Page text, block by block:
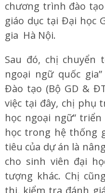
chương trình đào
giáo dục tại Đại học
gia Hà Nội.
Sau đó, chị chuyển
ngoại ngữ quốc
Đào tạo (Bộ GD &
việc tại đây, chị phụ
học ngoại ngữ”
học trong hệ thống
tiêu của dự án là
cho sinh viên đại
tượng khác. Chị
thi, kiểm tra đánh